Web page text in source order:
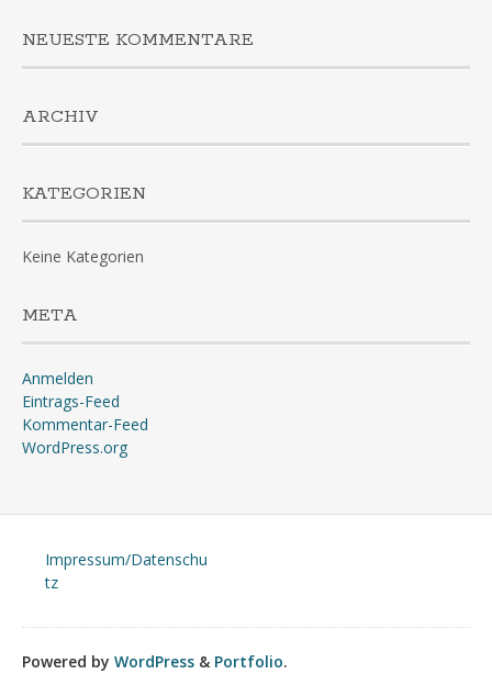
NEUESTE KOMMENTARE
ARCHIV
KATEGORIEN
Keine Kategorien
META
Anmelden
Eintrags-Feed
Kommentar-Feed
WordPress.org
Impressum/Datenschu
tz
Powered by WordPress & Portfolio.